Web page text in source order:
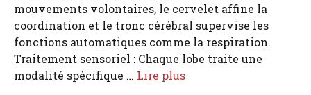
mouvements volontaires, le cervelet affine la
coordination et le tronc cérébral supervise les
fonctions automatiques comme la respiration.
Traitement sensoriel : Chaque lobe traite une
modalité spécifique … Lire plus